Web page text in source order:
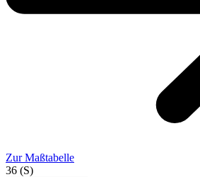
Zur Maßtabelle
36 (S)